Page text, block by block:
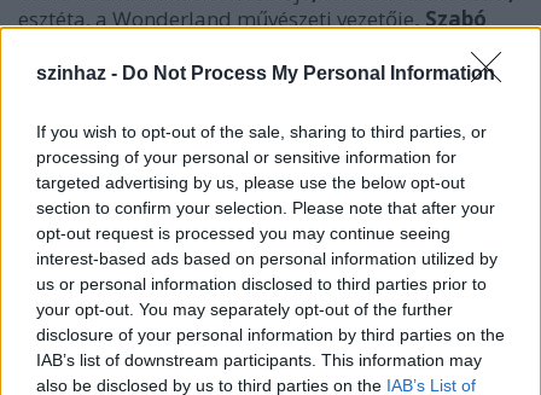
szinhaz - Do Not Process My Personal Information
If you wish to opt-out of the sale, sharing to third parties, or
processing of your personal or sensitive information for
targeted advertising by us, please use the below opt-out
section to confirm your selection. Please note that after your
opt-out request is processed you may continue seeing
interest-based ads based on personal information utilized by
us or personal information disclosed to third parties prior to
your opt-out. You may separately opt-out of the further
disclosure of your personal information by third parties on the
IAB’s list of downstream participants. This information may
also be disclosed by us to third parties on the IAB’s List of
esztéta, a Wonderland művészeti vezetője, Szabó
Balázsfőépítész, Ferencváros , Tóth Imre,az Élesztő